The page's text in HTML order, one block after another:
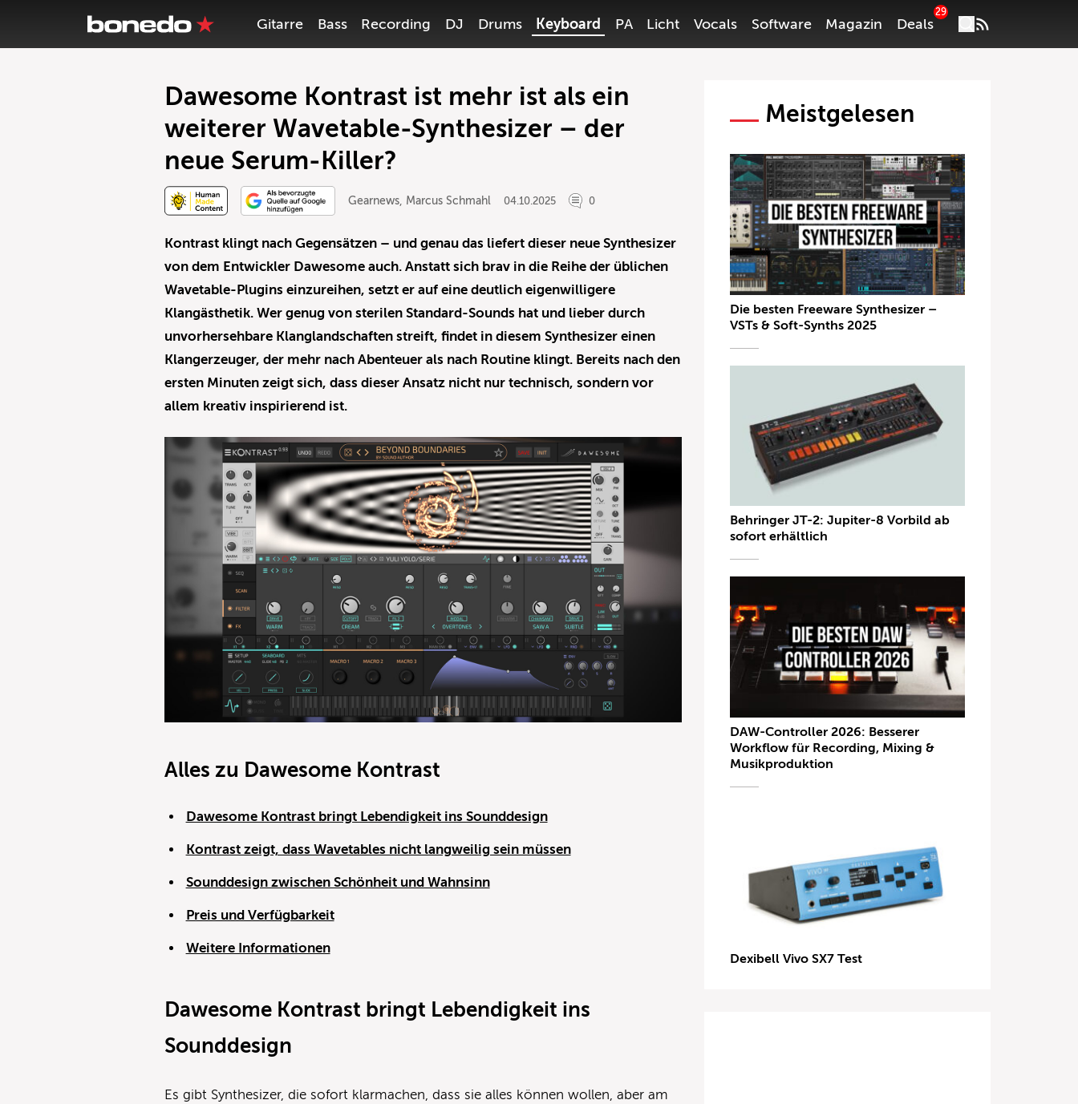
Gitarre Bass Recording DJ Drums Keyboard PA Licht Vocals Software Magazin Deals
29
Dawesome Kontrast ist mehr ist als ein
weiterer Wavetable-Synthesizer – der
neue Serum-Killer?
Gearnews, Marcus Schmahl 04.10.2025 0
Kontrast klingt nach Gegensätzen – und genau das liefert dieser neue Synthesizer
von dem Entwickler Dawesome auch. Anstatt sich brav in die Reihe der üblichen
Wavetable-Plugins einzureihen, setzt er auf eine deutlich eigenwilligere
Klangästhetik. Wer genug von sterilen Standard-Sounds hat und lieber durch
unvorhersehbare Klanglandschaften streift, findet in diesem Synthesizer einen
Klangerzeuger, der mehr nach Abenteuer als nach Routine klingt. Bereits nach den
ersten Minuten zeigt sich, dass dieser Ansatz nicht nur technisch, sondern vor
allem kreativ inspirierend ist.
Alles zu Dawesome Kontrast
Dawesome Kontrast bringt Lebendigkeit ins Sounddesign
Kontrast zeigt, dass Wavetables nicht langweilig sein müssen
Sounddesign zwischen Schönheit und Wahnsinn
Preis und Verfügbarkeit
Weitere Informationen
Dawesome Kontrast bringt Lebendigkeit ins
Sounddesign
Es gibt Synthesizer, die sofort klarmachen, dass sie alles können wollen, aber am
Meistgelesen
Die besten Freeware Synthesizer –
VSTs & Soft-Synths 2025
Behringer JT-2: Jupiter-8 Vorbild ab
sofort erhältlich
DAW-Controller 2026: Besserer
Workflow für Recording, Mixing &
Musikproduktion
Dexibell Vivo SX7 Test